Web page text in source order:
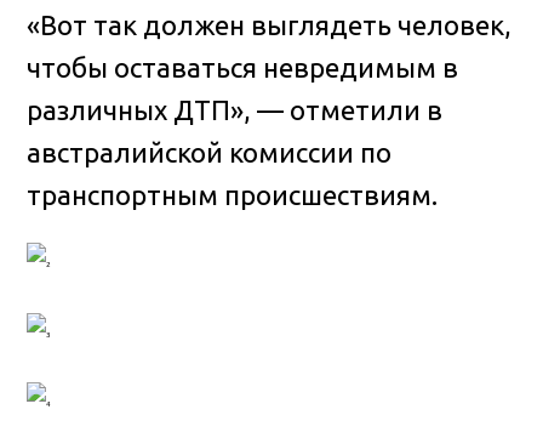
«Вот так должен выглядеть человек,
чтобы оставаться невредимым в
различных ДТП», — отметили в
австралийской комиссии по
транспортным происшествиям.